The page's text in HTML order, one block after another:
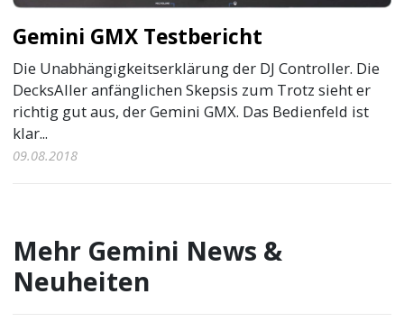
Gemini GMX Testbericht
Die Unabhängigkeitserklärung der DJ Controller. Die
DecksAller anfänglichen Skepsis zum Trotz sieht er
richtig gut aus, der Gemini GMX. Das Bedienfeld ist
klar...
09.08.2018
Mehr Gemini News &
Neuheiten